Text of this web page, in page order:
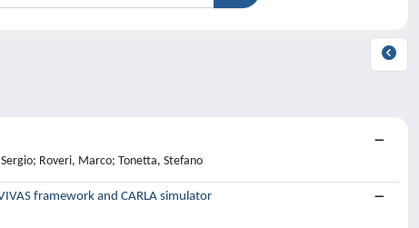
Roveri, Marco; Tonetta, Stefano
framework and CARLA simulator